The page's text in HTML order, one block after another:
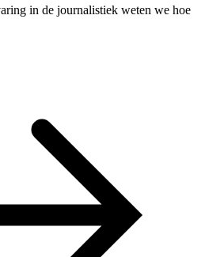
in de journalistiek weten we hoe